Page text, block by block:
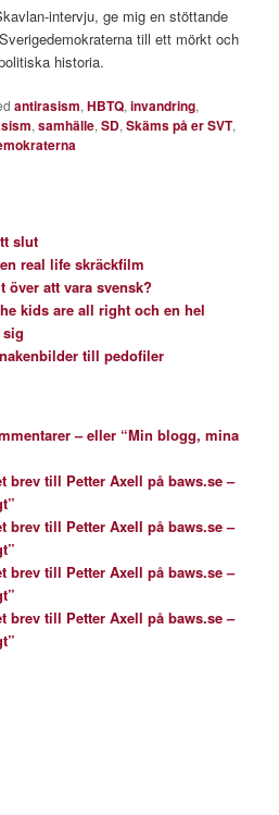
intervju, ge mig en stöttande
till ett mörkt och
historia.
antirasism,HBTQ,invandring,
,samhälle,SD,Skäms på er SVT,
slut
real life skräckfilm
över att vara svensk?
kids are all right och en hel
sig
till pedofiler
– eller “Min blogg, mina
brev till Petter Axell på baws.se –
brev till Petter Axell på baws.se –
brev till Petter Axell på baws.se –
brev till Petter Axell på baws.se –